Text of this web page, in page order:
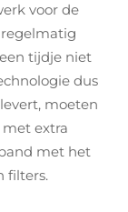
voor de
tijdje niet
dus
moeten
extra
met het
filters.